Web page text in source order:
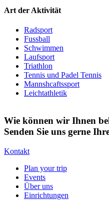
Art der Aktivität
Radsport
Fussball
Schwimmen
Laufsport
Triathlon
Tennis und Padel Tennis
Mannshcaftssport
Leichtathletik
Wie können wir Ihnen
Senden Sie uns gerne
Kontakt
Plan your trip
Events
Über uns
Einrichtungen